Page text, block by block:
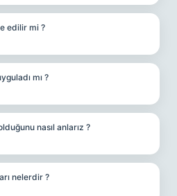
edilir mi ?
mı ?
nasıl anlarız ?
nelerdir ?